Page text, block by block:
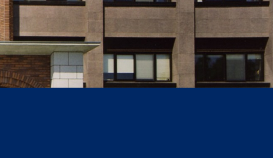
留学・進学関連、塾・予備校
の請求
高等学校卒業程度認定試験